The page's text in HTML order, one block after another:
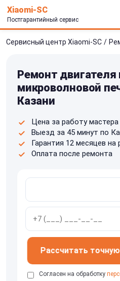
Xiaomi-SC
Постгарантийный сервис
Сервисный центр Xiaomi-SC /
Ремонт двигателя
микроволновой
Казани
Цена за работу мастера
Выезд за 45 минут по
Гарантия 12 месяцев на
Оплата после ремонта
Рассчитать
Согласен на обработку